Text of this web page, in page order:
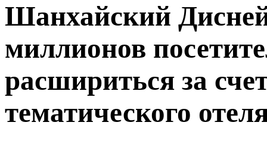
Шанхайский
миллионов
расшириться за
тематического